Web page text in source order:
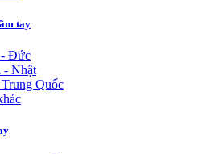
tay
- Đức
- Nhật
Quốc